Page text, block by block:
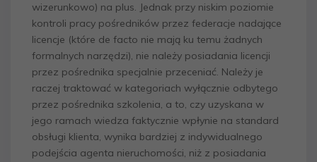
wizerunkowo) na plus. Jednak przy niskim poziomie
kontroli pracy pośredników przez federacje nadające
licencje (które de facto nie mają ku temu żadnych
formalnych narzędzi), nie należy posiadania licencji
przez pośrednika specjalnie przeceniać. Należy je
raczej traktować w kategoriach wyłącznie odbytego
przez pośrednika szkolenia, a to, czy uzyskana w
jego ramach wiedza faktycznie wpłynie na standard
obsługi klienta, wynika bardziej z indywidualnego
podejścia agenta nieruchomości, niż z posiadania